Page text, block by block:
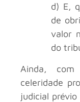
d) E,
de
valor
do
Ainda,
celeridade
judicial